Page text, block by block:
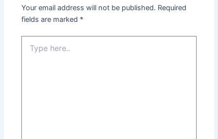
Your email address will not be published. Required
fields are marked *
here..